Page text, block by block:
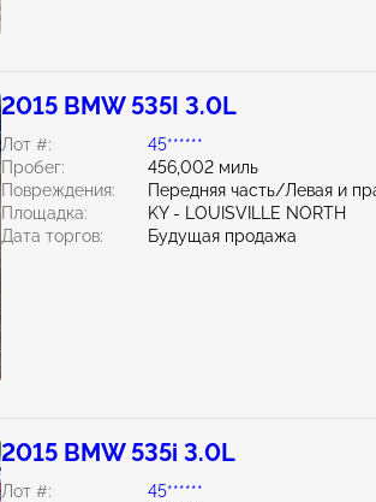
2015 BMW 535I 3.0L
Лот #:
45******
Пробег:
456,002 миль
Повреждения:
Передняя часть/Левая и
Площадка:
KY - LOUISVILLE NORTH
Дата торгов:
Будущая продажа
2015 BMW 535i 3.0L
Лот #:
45******